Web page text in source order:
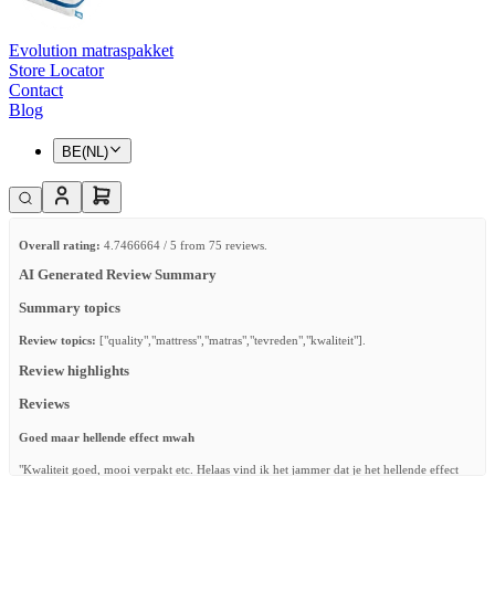
Evolution matraspakket
Store Locator
Contact
Blog
BE(NL)
Overall rating: 4.7466664 / 5 from 75 reviews.
AI Generated Review Summary
Summary topics
Review topics: ["quality","mattress","matras","tevreden","kwaliteit"].
Review highlights
Reviews
Goed maar hellende effect mwah
"Kwaliteit goed, mooi verpakt etc. Helaas vind ik het jammer dat je het hellende effect